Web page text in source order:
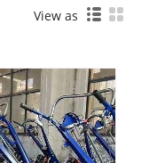
View as